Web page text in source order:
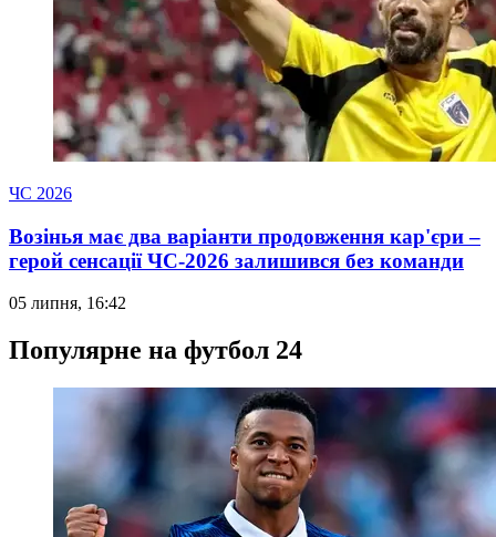
ЧС 2026
Возінья має два варіанти продовження кар'єри –
герой сенсації ЧС-2026 залишився без команди
05 липня, 16:42
Популярне на футбол 24